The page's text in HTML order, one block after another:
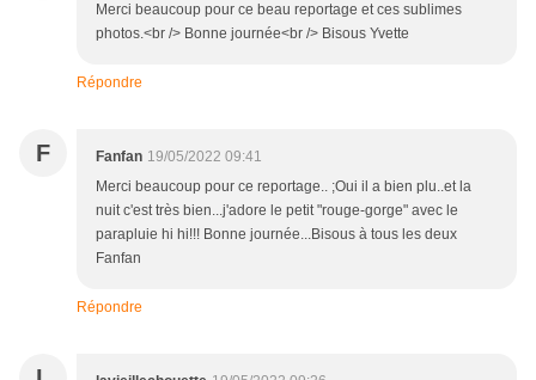
Merci beaucoup pour ce beau reportage et ces sublimes
photos.<br /> Bonne journée<br /> Bisous Yvette
Répondre
F Fanfan 19/05/2022 09:41
Merci beaucoup pour ce reportage.. ;Oui il a bien plu..et la
nuit c'est très bien...j'adore le petit "rouge-gorge" avec le
parapluie hi hi!!! Bonne journée...Bisous à tous les deux
Fanfan
Répondre